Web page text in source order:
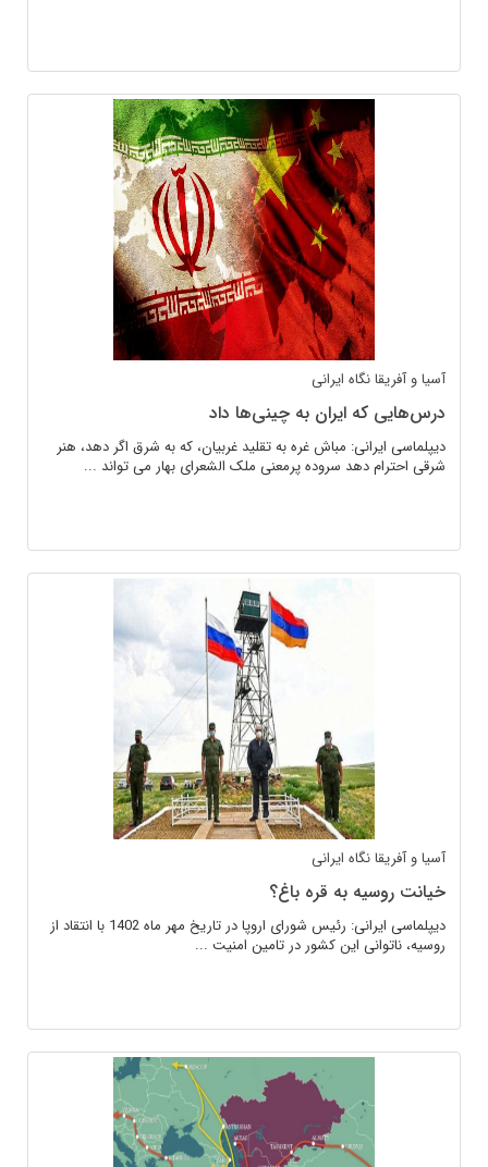
آسیا و آفریقانگاه ایرانی
درس‌هایی که ایران به چینی‌ها داد
دیپلماسی ایرانی: مباش غره به تقلید غربیان‌، که به شرق اگر دهد، هنر
شرقی احترام دهد سروده پرمعنی ملک الشعرای بهار می تواند ...
آسیا و آفریقانگاه ایرانی
خیانت روسیه به قره باغ؟
دیپلماسی ایرانی: رئیس شورای اروپا در تاریخ مهر ماه 1402 با انتقاد از
روسیه، ناتوانی این کشور در تامین امنیت ...